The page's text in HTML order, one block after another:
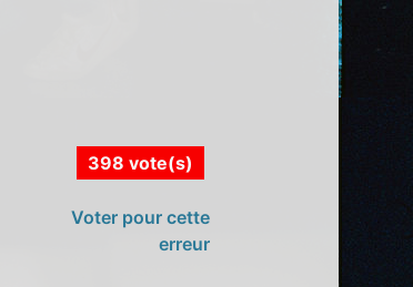
398 vote(s)
Voter pour cette
erreur